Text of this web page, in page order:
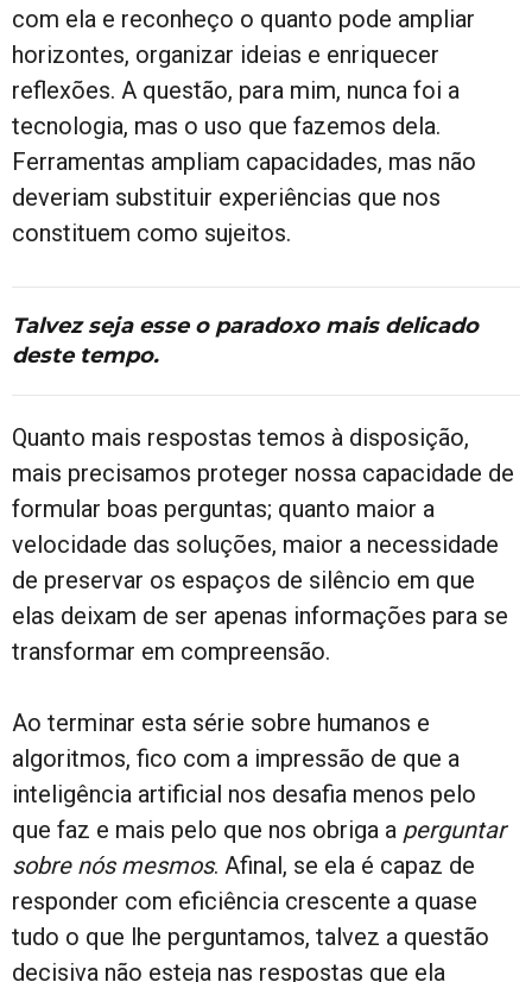
com ela e reconheço o quanto pode ampliar
horizontes, organizar ideias e enriquecer
reflexões. A questão, para mim, nunca foi a
tecnologia, mas o uso que fazemos dela.
Ferramentas ampliam capacidades, mas não
deveriam substituir experiências que nos
constituem como sujeitos.
Talvez seja esse o paradoxo mais delicado
deste tempo.
Quanto mais respostas temos à disposição,
mais precisamos proteger nossa capacidade de
formular boas perguntas; quanto maior a
velocidade das soluções, maior a necessidade
de preservar os espaços de silêncio em que
elas deixam de ser apenas informações para se
transformar em compreensão.
Ao terminar esta série sobre humanos e
algoritmos, fico com a impressão de que a
inteligência artificial nos desafia menos pelo
que faz e mais pelo que nos obriga a perguntar
sobre nós mesmos. Afinal, se ela é capaz de
responder com eficiência crescente a quase
tudo o que lhe perguntamos, talvez a questão
decisiva não esteja nas respostas que ela